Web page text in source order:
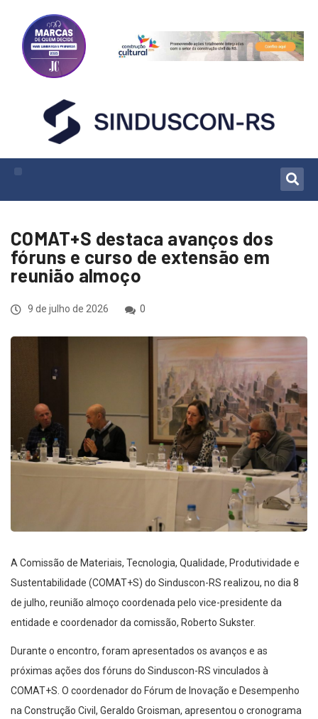
COMAT+S destaca avanços dos
fóruns e curso de extensão em
reunião almoço
9 de julho de 2026 0
A Comissão de Materiais, Tecnologia, Qualidade, Produtividade e
Sustentabilidade (COMAT+S) do Sinduscon-RS realizou, no dia 8
de julho, reunião almoço coordenada pelo vice-presidente da
entidade e coordenador da comissão, Roberto Sukster.
Durante o encontro, foram apresentados os avanços e as
próximas ações dos fóruns do Sinduscon-RS vinculados à
COMAT+S. O coordenador do Fórum de Inovação e Desempenho
na Construção Civil, Geraldo Groisman, apresentou o cronograma